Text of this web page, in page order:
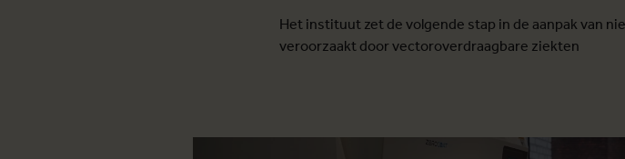
Het instituut zet de volgende stap in de aanpak van
veroorzaakt door vectoroverdraagbare ziekten